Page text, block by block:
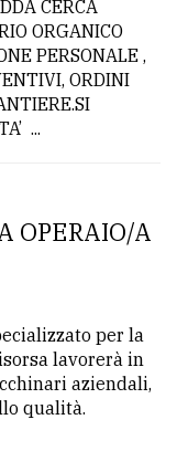
CERCA
ORGANICO
PERSONALE ,
ORDINI
...
OPERAIO/A
per la
lavorerà in
aziendali,
qualità.